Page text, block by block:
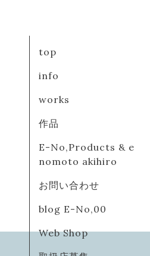
top
info
works
作品
E-No,Products & e
nomoto akihiro
お問い合わせ
blog E-No,00
Web Shop